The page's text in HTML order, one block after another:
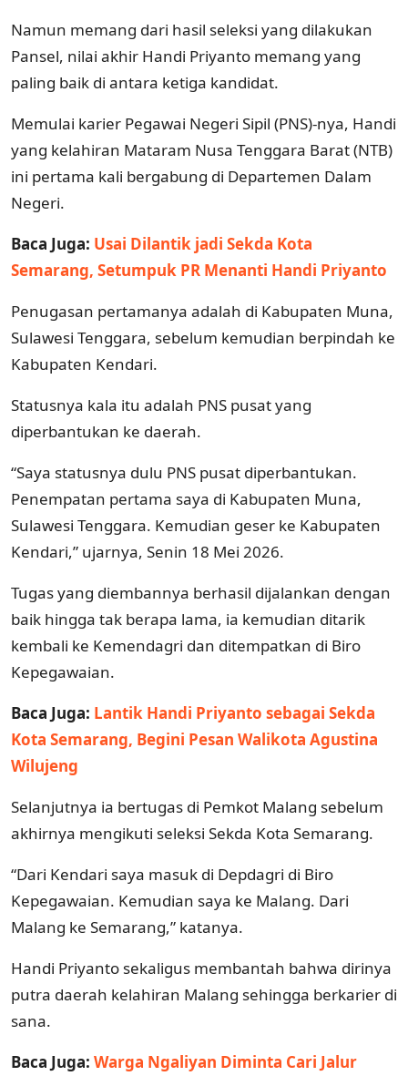
Namun memang dari hasil seleksi yang dilakukan
Pansel, nilai akhir Handi Priyanto memang yang
paling baik di antara ketiga kandidat.
Memulai karier Pegawai Negeri Sipil (PNS)-nya, Handi
yang kelahiran Mataram Nusa Tenggara Barat (NTB)
ini pertama kali bergabung di Departemen Dalam
Negeri.
Baca Juga: Usai Dilantik jadi Sekda Kota
Semarang, Setumpuk PR Menanti Handi Priyanto
Penugasan pertamanya adalah di Kabupaten Muna,
Sulawesi Tenggara, sebelum kemudian berpindah ke
Kabupaten Kendari.
Statusnya kala itu adalah PNS pusat yang
diperbantukan ke daerah.
“Saya statusnya dulu PNS pusat diperbantukan.
Penempatan pertama saya di Kabupaten Muna,
Sulawesi Tenggara. Kemudian geser ke Kabupaten
Kendari,” ujarnya, Senin 18 Mei 2026.
Tugas yang diembannya berhasil dijalankan dengan
baik hingga tak berapa lama, ia kemudian ditarik
kembali ke Kemendagri dan ditempatkan di Biro
Kepegawaian.
Baca Juga: Lantik Handi Priyanto sebagai Sekda
Kota Semarang, Begini Pesan Walikota Agustina
Wilujeng
Selanjutnya ia bertugas di Pemkot Malang sebelum
akhirnya mengikuti seleksi Sekda Kota Semarang.
“Dari Kendari saya masuk di Depdagri di Biro
Kepegawaian. Kemudian saya ke Malang. Dari
Malang ke Semarang,” katanya.
Handi Priyanto sekaligus membantah bahwa dirinya
putra daerah kelahiran Malang sehingga berkarier di
sana.
Baca Juga: Warga Ngaliyan Diminta Cari Jalur